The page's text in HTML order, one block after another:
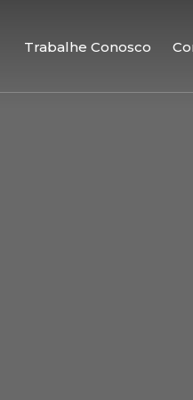
Trabalhe Conosco